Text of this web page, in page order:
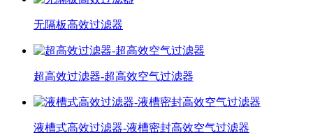
无隔板高效过滤器
超高效过滤器-超高效空气过滤器
液槽式高效过滤器-液槽密封高效空气过滤器